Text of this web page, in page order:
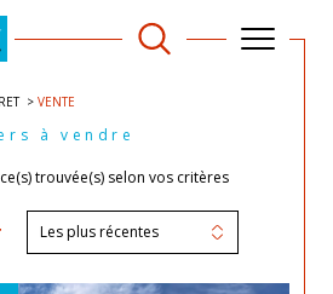
VENTE
à vendre
trouvée(s) selon vos critères
Les plus récentes